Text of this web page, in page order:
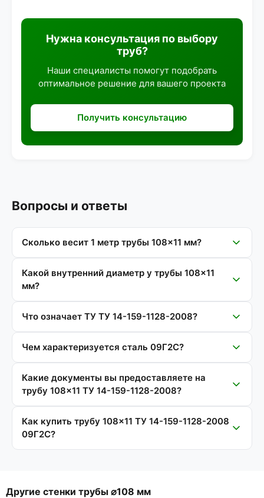
Нужна консультация по выбору
труб?
Наши специалисты помогут подобрать
оптимальное решение для вашего проекта
Получить консультацию
Вопросы и ответы
Сколько весит 1 метр трубы 108×11 мм?
Какой внутренний диаметр у трубы 108×11
мм?
Что означает ТУ ТУ 14-159-1128-2008?
Чем характеризуется сталь 09Г2С?
Какие документы вы предоставляете на
трубу 108×11 ТУ 14-159-1128-2008?
Как купить трубу 108×11 ТУ 14-159-1128-2008
09Г2С?
Другие стенки трубы ⌀108 мм